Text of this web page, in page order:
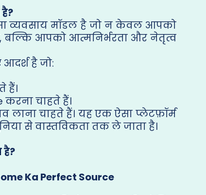
व्यवसाय मॉडल है जो न केवल आपको
बल्कि आपको आत्मनिर्भरता और नेतृत्व
है जो:
हैं।
करना चाहते हैं।
लाना चाहते हैं। यह एक ऐसा प्लेटफ़ॉर्म
से वास्तविकता तक ले जाता है।
Ka Perfect Source